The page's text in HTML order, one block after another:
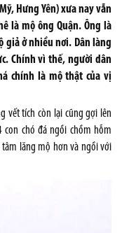
Hưng Yên) xưa nay vẫn
là mộ ông Quận. Ông là
giả ở nhiều nơi. Dân làng
Chính vì thế, người dân
chính là mộ thật của vị
vết tích còn lại cũng gợi lên
con chó đá ngồi chồm hỗm
lăng mộ hơn và ngồi với